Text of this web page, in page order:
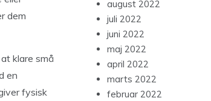
dem
klare små
en
fysisk
august 2022
juli 2022
juni 2022
maj 2022
april 2022
marts 2022
februar 2022